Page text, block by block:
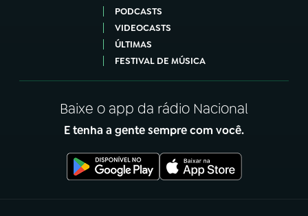
PODCASTS
VIDEOCASTS
ÚLTIMAS
FESTIVAL DE MÚSICA
Baixe o app da rádio Nacional
E tenha a gente sempre com você.